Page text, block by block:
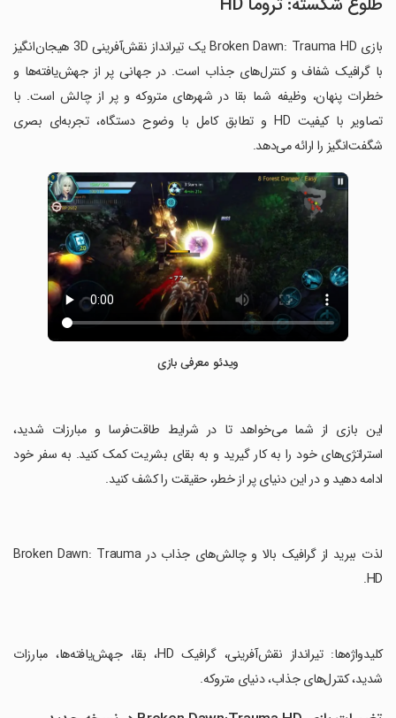
بازی Broken Dawn: Trauma HD یک تیرانداز نقش‌آفرینی 3D هیجان‌انگیز
با گرافیک شفاف و کنترل‌های جذاب است. در جهانی پر از جهش‌یافته‌ها و
خطرات پنهان، وظیفه شما بقا در شهرهای متروکه و پر از چالش است. با
تصاویر با کیفیت HD و تطابق کامل با وضوح دستگاه، تجربه‌ای بصری
شگفت‌انگیز را ارائه می‌دهد.
ویدئو معرفی بازی
‏این بازی از شما می‌خواهد تا در شرایط طاقت‌فرسا و مبارزات شدید،
استراتژی‌های خود را به کار گیرید و به بقای بشریت کمک کنید. به سفر خود
ادامه دهید و در این دنیای پر از خطر، حقیقت را کشف کنید.
‏لذت ببرید از گرافیک بالا و چالش‌های جذاب در Broken Dawn: Trauma
HD.
‏کلیدواژه‌ها: تیرانداز نقش‌آفرینی، گرافیک HD، بقا، جهش‌یافته‌ها، مبارزات
شدید، کنترل‌های جذاب، دنیای متروکه.